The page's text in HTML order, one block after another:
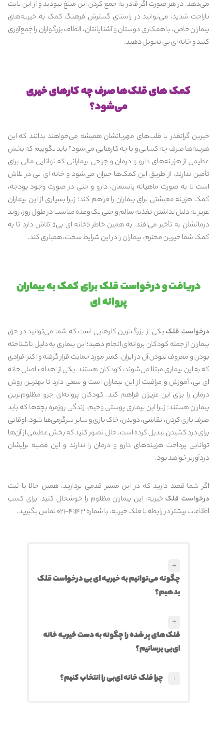
می‌‌دهد. در هر صورت اگر قادر به جمع کردن این مبلغ نبودید و از این بابت
ناراحت شدید، می‌توانید در راستای گسترش فرهنگ کمک به خیریه‌های
بیماران خاص، با همکاری دوستان و آشنایانتان، الطاف بزرگواران را جمع‌آوری
کنید و خانه ای بی تحویل دهید.
کمک های قلک‌ها صرف چه کارهای خیری
می‌شود؟
خیرین گرانقدر با قلب‌های مهربانشان همیشه می‌خواهند بدانند که این
هزینه‌ها صرف چه کسانی و یا چه کارهایی می‌شود؟ باید بگوییم که بخش
عظیمی از هزینه‌های دارو و درمان و جراحی بیمارانی که توانایی مالی برای
تأمین ندارند، از طریق این کمک‌ها جبران می‌شود و خانه ای بی در تلاش
است تا به صورت ماهیانه پانسمان، دارو و حتی در صورت وجود بودجه،
کمک هزینه معیشتی برای بیماران را فراهم کند؛ زیرا بسیاری از این بیماران
عزیز به دلیل نداشتن تغذیه سالم و حتی یک وعده مناسب در طول روز، روند
درمانشان به تأخیر می‌افتد. به همین خاطر «خانه ای بی» ‌تلاش دارد تا به
کمک شما خیرین محترم، بیماران را در این شرایط سخت، همیاری کند.
دریافت و درخواست قلک برای کمک به بیماران
پروانه ای
درخواست قلک یکی از بزرگ‌ترین کارهایی است که شما می‌توانید در حق
بیماران از جمله کودکان پروانه‌ای انجام دهید؛ این بیماری به دلیل ناشناخته
بودن و معروف نبودن آن در ایران، کمتر مورد حمایت قرار گرفته و اکثر افرادی
که به این بیماری مبتلا می‌شوند، کودکان هستند. یکی از اهداف اصلی خانه
ای بی، آموزش و مراقبت از این بیماران است و سعی دارد تا بهترین روش
درمان را برای این عزیزان فراهم کند. کودکان پروانه‌ای جزو مظلوم‌ترین
بیماران هستند؛ زیرا این بیماری پوستی وخیم، زندگی روزمره بچه‌ها که باید
صرف بازی کردن، نقاشی، دویدن، خاک بازی و سایر سرگرمی‌ها شود، اوقاتی
برای درد کشیدن تبدیل کرده است. حال تصور کنید که بخش عظیمی از آن‌ها
توانایی پرداخت هزینه‌های دارو و درمان را ندارند و این قضیه برایشان
دردآورتر خواهد بود.
اگر شما قصد دارید که در این مسیر قدمی بردارید، همین حالا با ثبت
درخواست قلک خیریه، این بیماران مظلوم را خوشحال کنید. برای کسب
اطلاعات بیشتر در رابطه با قلک خیریه، با شماره 41143-021 تماس بگیرید.
+
چگونه می‌توانیم به خیریه ای بی درخواست قلک
بدهیم؟
+
قلک‌های پر شده را چگونه به دست خیریه خانه
ای‌بی برسانیم؟
+ چرا قلک خانه ای‌بی را انتخاب کنیم؟